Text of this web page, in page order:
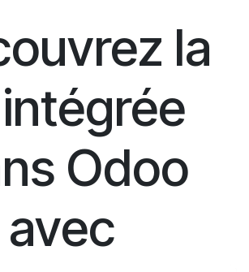
la
Odoo
avec